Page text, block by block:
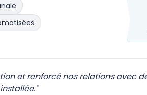
et renforcé nos relations avec
"